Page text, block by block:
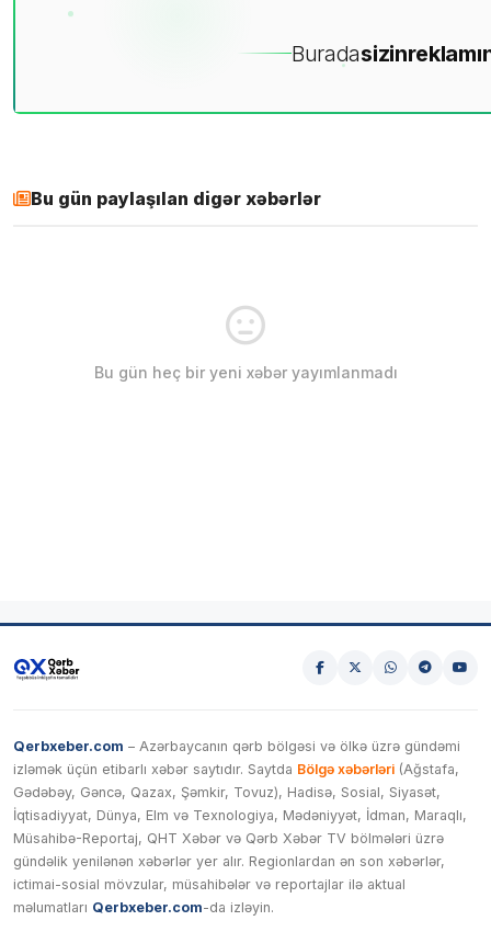
Buradasizin
Bu gün paylaşılan digər xəbərlər
Bu gün heç bir yeni xəbər yayımlanmadı
Qerbxeber.com – Azərbaycanın qərb bölgəsi və ölkə üzrə gündəmi
izləmək üçün etibarlı xəbər saytıdır. Saytda Bölgə xəbərləri (Ağstafa,
Gədəbəy, Gəncə, Qazax, Şəmkir, Tovuz), Hadisə, Sosial, Siyasət,
İqtisadiyyat, Dünya, Elm və Texnologiya, Mədəniyyət, İdman, Maraqlı,
Müsahibə-Reportaj, QHT Xəbər və Qərb Xəbər TV bölmələri üzrə
gündəlik yenilənən xəbərlər yer alır. Regionlardan ən son xəbərlər,
ictimai-sosial mövzular, müsahibələr və reportajlar ilə aktual
məlumatları Qerbxeber.com-da izləyin.